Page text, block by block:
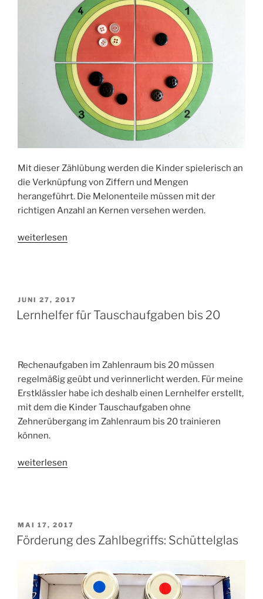
Mit dieser Zählübung werden die Kinder spielerisch an
die Verknüpfung von Ziffern und Mengen
herangeführt. Die Melonenteile müssen mit der
richtigen Anzahl an Kernen versehen werden.
„Mengenerfassung:
weiterlesen
VERÖFFENTLICHT
AM
JUNI 27, 2017
Lernhelfer für Tauschaufgaben bis 20
Rechenaufgaben im Zahlenraum bis 20 müssen
regelmäßig geübt und verinnerlicht werden. Für meine
Erstklässler habe ich deshalb einen Lernhelfer erstellt,
mit dem die Kinder Tauschaufgaben ohne
Zehnerübergang im Zahlenraum bis 20 trainieren
können.
„Lernhelfer
weiterlesen
VERÖFFENTLICHT
AM
MAI 17, 2017
Förderung des Zahlbegriffs: Schüttelglas